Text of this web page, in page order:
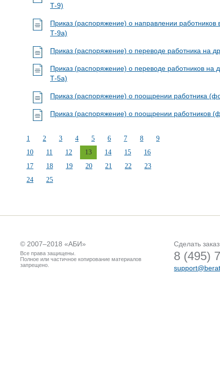
Т-9)
Приказ (распоряжение) о направлении
Т-9а)
Приказ (распоряжение) о переводе работника на
Приказ (распоряжение) о переводе работников
Т-5а)
Приказ (распоряжение) о поощрении работника
Приказ (распоряжение) о поощрении работников
1 2 3 4 5 6 7 8
9
10
11 12 13 14 15
16
17
18 19 20 21 22
23
24
25
© 2007–2018 «АБИ»
Все права защищены.
Полное или частичное копирование материалов
запрещено.
Сделать
8 (495)